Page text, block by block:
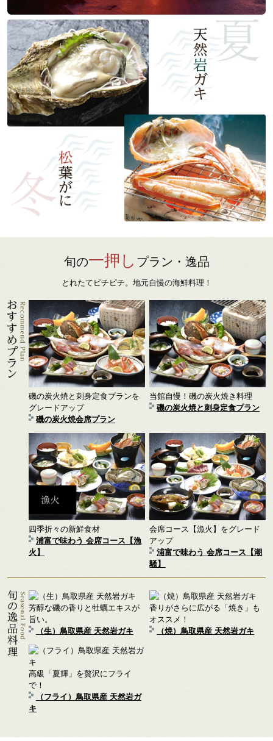
旬の一押し プラン・逸品
とれたてピチピチ。地元自慢の海鮮料理！
磯の炭火焼と刺身定食プランを
グレードアップ
磯の炭火焼会席プラン
当館自慢！磯の炭火焼き料理
磯の炭火焼と刺身定食プラン
四季折々の新鮮食材
浦富で味わう 会席コース【漁
火】
会席コース【漁火】をグレード
アップ
浦富で味わう 会席コース【潮
騒】
芳醇な磯の香りと牡蠣エキスが
旨い。
（生）鳥取県産 天然岩ガキ
香りがさらに広がる「焼き」も
オススメ！
（焼）鳥取県産 天然岩ガキ
高級「夏輝」を贅沢にフライ
で！
（フライ）鳥取県産 天然岩ガ
キ